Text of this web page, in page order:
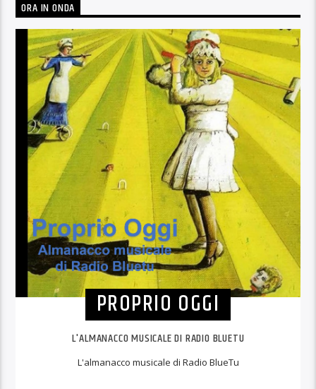
ORA IN ONDA
PROPRIO OGGI
L'ALMANACCO MUSICALE DI RADIO BLUETU
L'almanacco musicale di Radio BlueTu